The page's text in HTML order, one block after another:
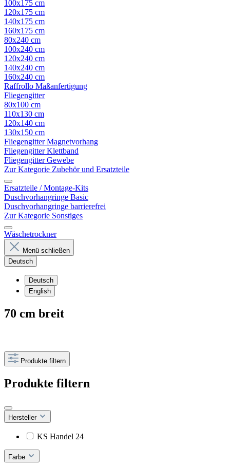
100x175 cm
120x175 cm
140x175 cm
160x175 cm
80x240 cm
100x240 cm
120x240 cm
140x240 cm
160x240 cm
Raffrollo Maßanfertigung
Fliegengitter
80x100 cm
110x130 cm
120x140 cm
130x150 cm
Fliegengitter Magnetvorhang
Fliegengitter Klettband
Fliegengitter Gewebe
Zur Kategorie Zubehör und Ersatzteile
Ersatzteile / Montage-Kits
Duschvorhangringe Basic
Duschvorhangringe barrierefrei
Zur Kategorie Sonstiges
Wäschetrockner
Menü schließen
Deutsch
Deutsch
English
70 cm breit
Produkte filtern
Produkte filtern
Hersteller
KS Handel 24
Farbe